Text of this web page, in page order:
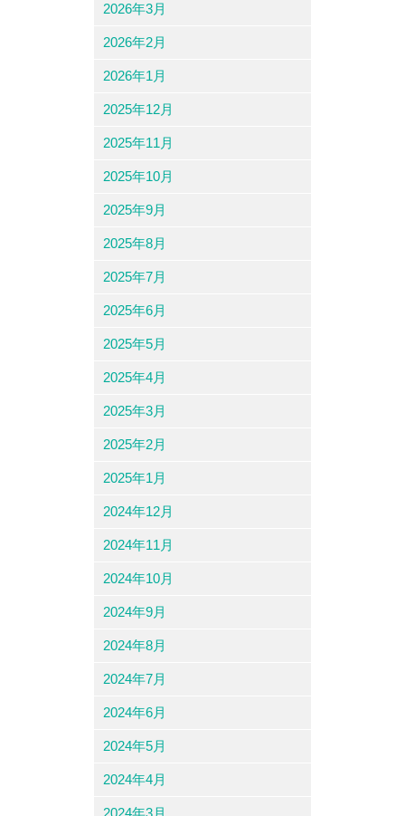
2026年3月
2026年2月
2026年1月
2025年12月
2025年11月
2025年10月
2025年9月
2025年8月
2025年7月
2025年6月
2025年5月
2025年4月
2025年3月
2025年2月
2025年1月
2024年12月
2024年11月
2024年10月
2024年9月
2024年8月
2024年7月
2024年6月
2024年5月
2024年4月
2024年3月